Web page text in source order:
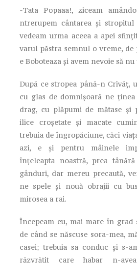
-Tata Popaaa!, ziceam
ntrerupem cântarea și
vedeam urma aceea a apei
varul păstra semnul o vreme, de
e Boboteaza și avem nevoie să nu
După ce stropea până-n Crivăț,
cu glas de domnișoară ne
drag, cu plăpumi de mătase și
ilice croșetate și macate
trebuia de îngropăciune, căci
azi, e și pentru mâinele
înțeleapta noastră, prea
gânduri, dar mereu precaută,
ne spele și nouă obrajii cu
mirosea a rai.
Începeam eu, mai mare în grad
de când se născuse sora-mea,
casei; trebuia sa conduc și s-
răzvrătit care habar n-